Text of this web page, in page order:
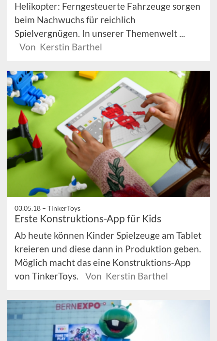
Helikopter: Ferngesteuerte Fahrzeuge sorgen
beim Nachwuchs für reichlich
Spielvergnügen. In unserer Themenwelt ...
Von Kerstin Barthel
03.05.18 – TinkerToys
Erste Konstruktions-App für Kids
Ab heute können Kinder Spielzeuge am Tablet
kreieren und diese dann in Produktion geben.
Möglich macht das eine Konstruktions-App
von TinkerToys.
Von Kerstin Barthel